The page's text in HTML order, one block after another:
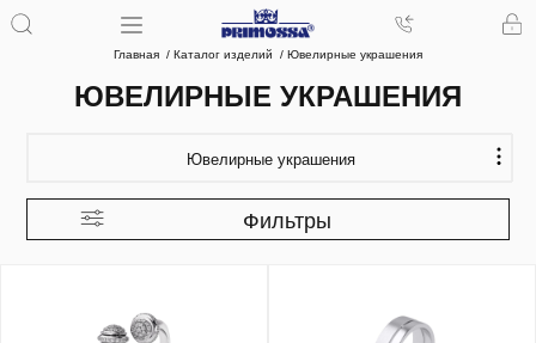
Главная Каталог изделий Ювелирные украшения
ЮВЕЛИРНЫЕ УКРАШЕНИЯ
Ювелирные украшения
Фильтры